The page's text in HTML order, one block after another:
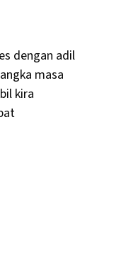
dengan adil
masa
kira